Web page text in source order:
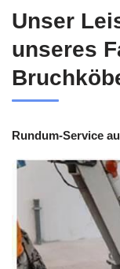
Unser
unseres
Rundum-Service